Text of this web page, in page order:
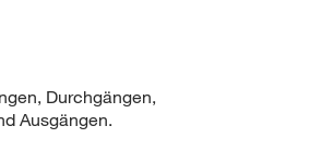
Durchgängen,
Ausgängen.